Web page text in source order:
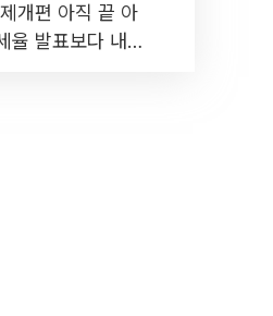
개편 아직 끝 아
율 발표보다 내릴